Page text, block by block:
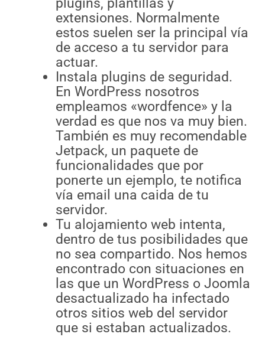
plugíns, plantillas y
extensiones. Normalmente
estos suelen ser la principal vía
de acceso a tu servidor para
actuar.
Instala plugins de seguridad.
En WordPress nosotros
empleamos «wordfence» y la
verdad es que nos va muy bien.
También es muy recomendable
Jetpack, un paquete de
funcionalidades que por
ponerte un ejemplo, te notifica
vía email una caida de tu
servidor.
Tu alojamiento web intenta,
dentro de tus posibilidades que
no sea compartido. Nos hemos
encontrado con situaciones en
las que un WordPress o Joomla
desactualizado ha infectado
otros sitios web del servidor
que si estaban actualizados.